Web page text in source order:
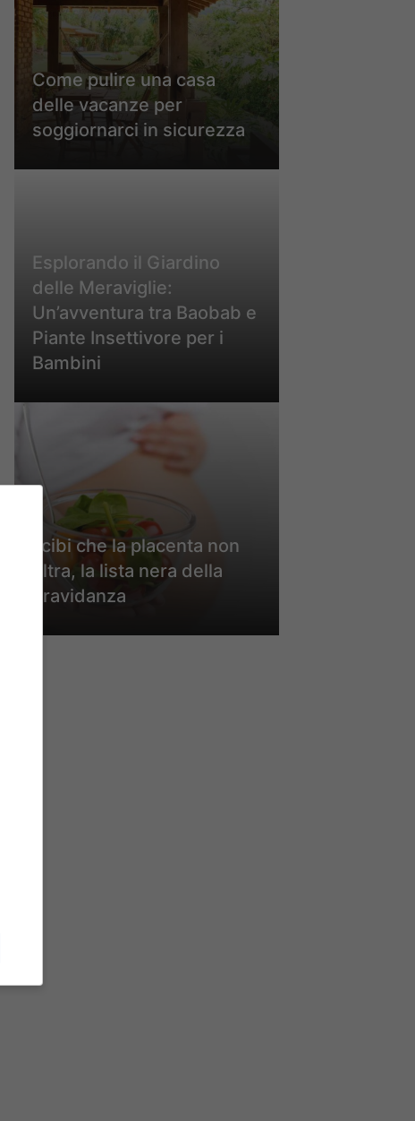
Come pulire una casa
delle vacanze per
soggiornarci in sicurezza
Esplorando il Giardino
delle Meraviglie:
Un’avventura tra Baobab e
Piante Insettivore per i
Bambini
I cibi che la placenta non
filtra, la lista nera della
gravidanza